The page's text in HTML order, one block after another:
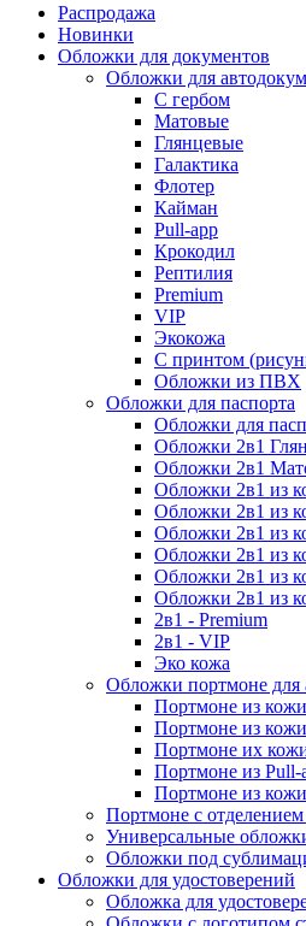
Распродажа
Новинки
Обложки для документов
Обложки для
С гербом
Матовые
Глянцевые
Галактика
Флотер
Кайман
Pull-app
Крокодил
Рептилия
Premium
VIP
Экокожа
С принтом
Обложки из ПВХ
Обложки для паспорта
Обложки для
Обложки 2в1
Обложки 2в1
Обложки 2в1 из
Обложки 2в1 из
Обложки 2в1 из
Обложки 2в1 из
Обложки 2в1 из
Обложки 2в1 из
2в1 - Premium
2в1 - VIP
Эко кожа
Обложки портмоне для
Портмоне из
Портмоне из
Портмоне их
Портмоне из Pull-
Портмоне из
Портмоне с отделением
Универсальные
Обложки под
Обложки для удостоверений
Обложка для